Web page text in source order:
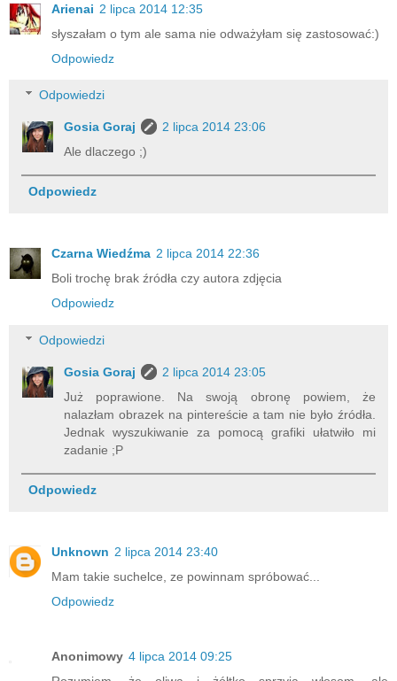
Arienai 2 lipca 2014 12:35
słyszałam o tym ale sama nie odważyłam się zastosować:)
Odpowiedz
Odpowiedzi
Gosia Goraj
2 lipca 2014 23:06
Ale dlaczego ;)
Odpowiedz
Czarna Wiedźma 2 lipca 2014 22:36
Boli trochę brak źródła czy autora zdjęcia
Odpowiedz
Odpowiedzi
Gosia Goraj
2 lipca 2014 23:05
Już poprawione. Na swoją obronę powiem, że
nalazłam obrazek na pintereście a tam nie było źródła.
Jednak wyszukiwanie za pomocą grafiki ułatwiło mi
zadanie ;P
Odpowiedz
Unknown 2 lipca 2014 23:40
Mam takie suchelce, ze powinnam spróbować...
Odpowiedz
Anonimowy 4 lipca 2014 09:25